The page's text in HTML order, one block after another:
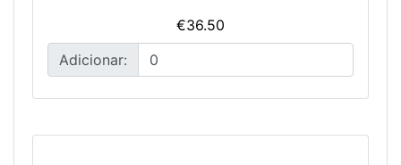
€36.50
Adicionar: